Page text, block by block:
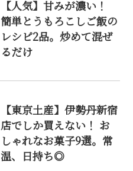
【人気】甘みが濃い！
簡単とうもろこしご飯の
レシピ2品。炒めて混ぜ
るだけ
【東京土産】伊勢丹新宿
店でしか買えない！ お
しゃれなお菓子9選。常
温、日持ち◎